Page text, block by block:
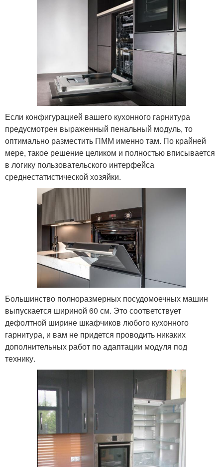
Если конфигурацией вашего кухонного гарнитура
предусмотрен выраженный пенальный модуль, то
оптимально разместить ПММ именно там. По крайней
мере, такое решение целиком и полностью вписывается
в логику пользовательского интерфейса
среднестатистической хозяйки.
Большинство полноразмерных посудомоечных машин
выпускается шириной 60 см. Это соответствует
дефолтной ширине шкафчиков любого кухонного
гарнитура, и вам не придется проводить никаких
дополнительных работ по адаптации модуля под
технику.